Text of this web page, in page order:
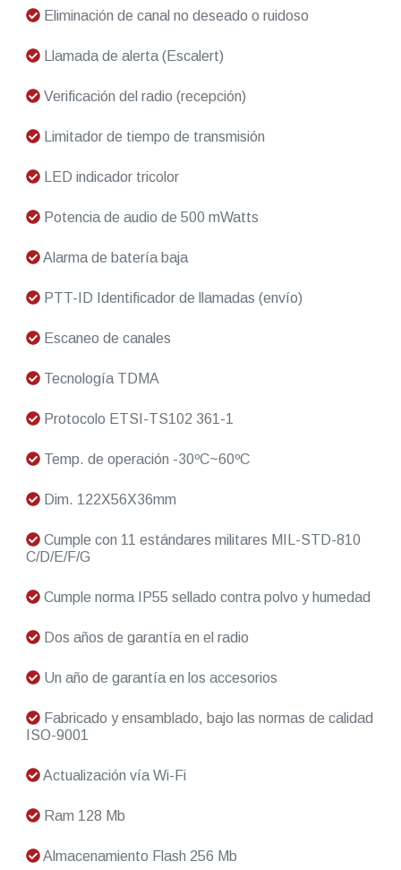
Eliminación de canal no deseado o ruidoso
Llamada de alerta (Escalert)
Verificación del radio (recepción)
Limitador de tiempo de transmisión
LED indicador tricolor
Potencia de audio de 500 mWatts
Alarma de batería baja
PTT-ID Identificador de llamadas (envío)
Escaneo de canales
Tecnología TDMA
Protocolo ETSI-TS102 361-1
Temp. de operación -30ºC~60ºC
Dim. 122X56X36mm
Cumple con 11 estándares militares MIL-STD-810
C/D/E/F/G
Cumple norma IP55 sellado contra polvo y humedad
Dos años de garantía en el radio
Un año de garantía en los accesorios
Fabricado y ensamblado, bajo las normas de calidad
ISO-9001
Actualización vía Wi-Fi
Ram 128 Mb
Almacenamiento Flash 256 Mb